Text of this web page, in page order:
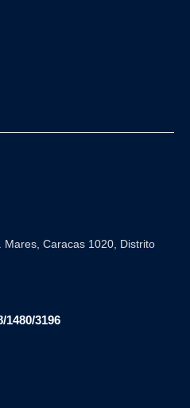
Mares, Caracas 1020, Distrito
1480/3196